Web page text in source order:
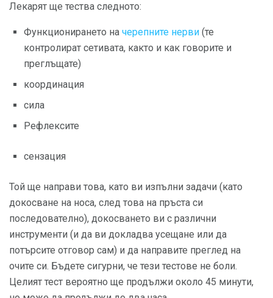
Лекарят ще тества следното:
Функционирането на черепните нерви (те
контролират сетивата, както и как говорите и
преглъщате)
координация
сила
Рефлексите
сензация
Той ще направи това, като ви изпълни задачи (като
докосване на носа, след това на пръста си
последователно), докосването ви с различни
инструменти (и да ви докладва усещане или да
потърсите отговор сам) и да направите преглед на
очите си. Бъдете сигурни, че тези тестове не боли.
Целият тест вероятно ще продължи около 45 минути,